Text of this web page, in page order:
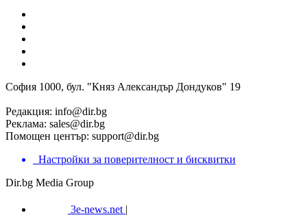
София 1000, бул. "Княз Александър Дондуков" 19
Редакция: info@dir.bg
Реклама: sales@dir.bg
Помощен център: support@dir.bg
Настройки за поверителност и бисквитки
Dir.bg Media Group
3e-news.net |